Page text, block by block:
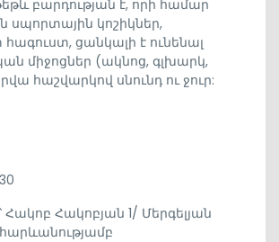
բարդության է, որի համար
սպորտային կոշիկներ,
ցանկալի է ունենալ
միջոցներ (ակնոց, գլխարկ,
հաշվարկով սնունդ ու ջուր:
Հակոբ Հակոբյան 1/ Մերգելյան